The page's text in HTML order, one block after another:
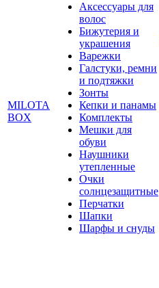
MILOTA
BOX
Аксессуары для
волос
Бижутерия и
украшения
Варежки
Галстуки, ремни
и подтяжки
Зонты
Кепки и панамы
Комплекты
Мешки для
обуви
Наушники
утепленные
Очки
солнцезащитные
Перчатки
Шапки
Шарфы и снуды